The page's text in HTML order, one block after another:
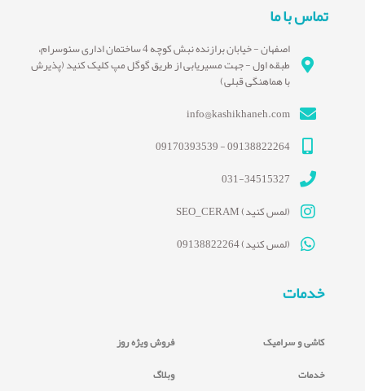
تماس با ما
اصفهان - خیابان برازنده نبش کوچه 4 ساختمان اداری سئوسرام،
طبقه اول - جهت مسیریابی از طریق گوگل مپ کلیک کنید (پذیرش
با هماهنگی قبلی)
info@kashikhaneh.com
09138822264 - 09170393539
031-34515327
(لمس کنید) SEO_CERAM
(لمس کنید) 09138822264
خدمات
کاشی و سرامیک
خدمات
فروش ویژه روز
وبلاگ